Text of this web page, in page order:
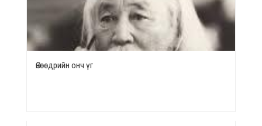
Өнөөдрийн онч үг